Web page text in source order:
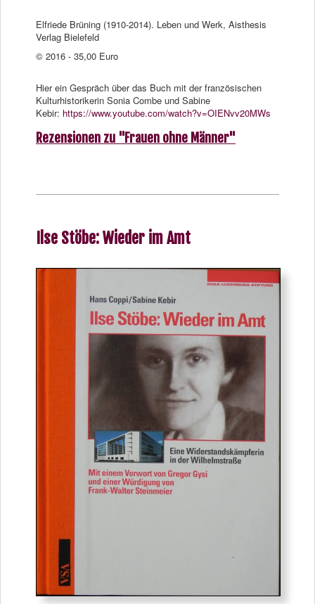
Elfriede Brüning (1910-2014). Leben und Werk, Aisthesis
Verlag Bielefeld
© 2016 - 35,00 Euro
Hier ein Gespräch über das Buch mit der französischen
Kulturhistorikerin Sonia Combe und Sabine
Kebir: https://www.youtube.com/watch?v=OIENvv20MWs
Rezensionen zu "Frauen ohne Männer"
Ilse Stöbe: Wieder im Amt